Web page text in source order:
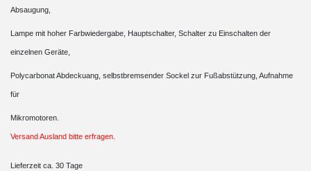
Absaugung,
Lampe mit hoher Farbwiedergabe, Hauptschalter, Schalter zu Einschalten der
einzelnen Geräte,
Polycarbonat Abdeckuang, selbstbremsender Sockel zur Fußabstützung, Aufnahme
für
Mikromotoren.
Versand Ausland bitte erfragen.
Lieferzeit ca. 30 Tage